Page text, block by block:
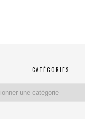
CATÉGORIES